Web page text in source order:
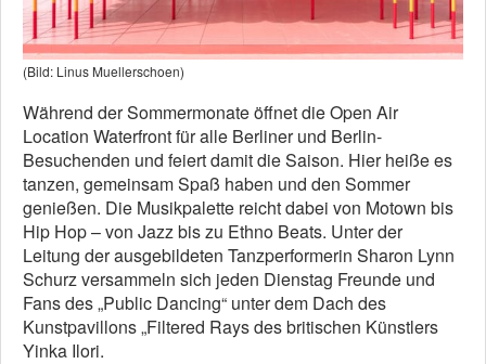
(Bild: Linus Muellerschoen)
Während der Sommermonate öffnet die Open Air
Location Waterfront für alle Berliner und Berlin-
Besuchenden und feiert damit die Saison. Hier heiße es
tanzen, gemeinsam Spaß haben und den Sommer
genießen. Die Musikpalette reicht dabei von Motown bis
Hip Hop – von Jazz bis zu Ethno Beats. Unter der
Leitung der ausgebildeten Tanzperformerin Sharon Lynn
Schurz versammeln sich jeden Dienstag Freunde und
Fans des „Public Dancing“ unter dem Dach des
Kunstpavillons „Filtered Rays des britischen Künstlers
Yinka Ilori.